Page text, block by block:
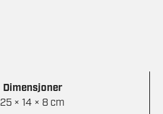
Dimensjoner
25 × 14 × 8 cm